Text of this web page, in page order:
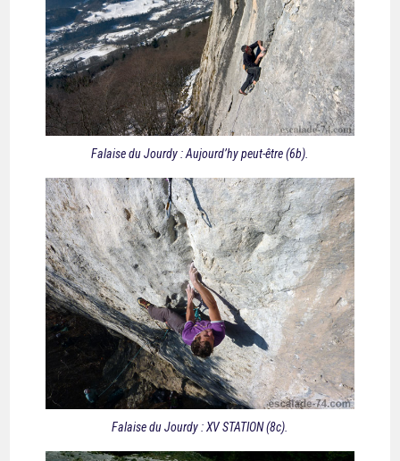
Falaise du Jourdy : Aujourd’hy peut-être (6b).
Falaise du Jourdy : XV STATION (8c).